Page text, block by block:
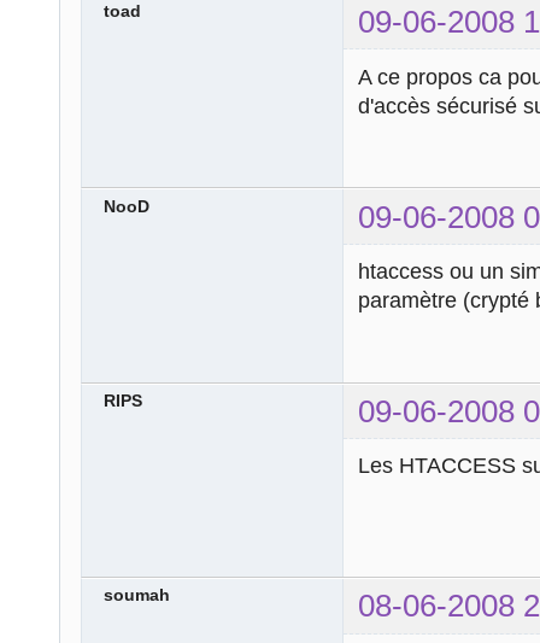
toad 09-06-2008
A ce propos ca
d'accès sécurisé
NooD 09-06-2008
htaccess ou un
paramètre (crypté
RIPS 09-06-2008
Les HTACCESS
soumah 08-06-2008